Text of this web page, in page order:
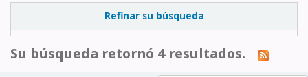
Refinar su búsqueda
Su búsqueda retornó 4 resultados.